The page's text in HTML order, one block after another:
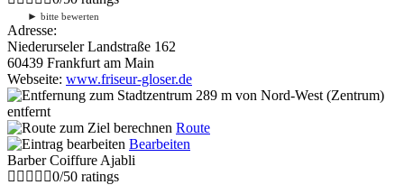
► bitte bewerten
Adresse:
Niederurseler Landstraße 162
60439 Frankfurt am Main
Webseite: www.friseur-gloser.de
289 m von Nord-West (Zentrum)
entfernt
Route
Bearbeiten
Barber Coiffure Ajabli
0/50 ratings